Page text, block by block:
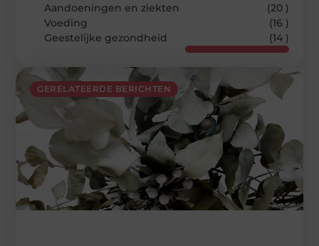
GERELATEERDE BERICHTEN
Aandoeningen en ziekten
(20 )
Voeding
(16 )
Geestelijke gezondheid
(14 )